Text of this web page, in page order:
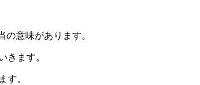
意味があります。
きます。
す。